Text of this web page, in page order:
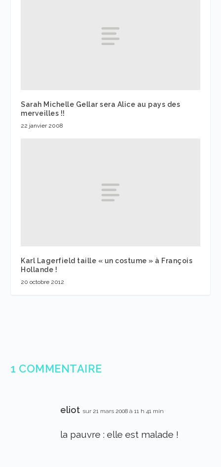
Sarah Michelle Gellar sera Alice au pays des
merveilles !!
22 janvier 2008
Karl Lagerfield taille « un costume » à François
Hollande !
20 octobre 2012
1 COMMENTAIRE
eliot sur 21 mars 2008 à 11 h 41 min
la pauvre : elle est malade !